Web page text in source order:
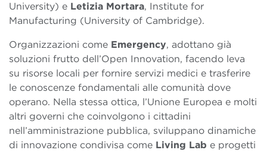
University) e Letizia Mortara, Institute for
Manufacturing (University of Cambridge).
Organizzazioni come Emergency, adottano già
soluzioni frutto dell’Open Innovation, facendo leva
su risorse locali per fornire servizi medici e trasferire
le conoscenze fondamentali alle comunità dove
operano. Nella stessa ottica, l’Unione Europea e molti
altri governi che coinvolgono i cittadini
nell’amministrazione pubblica, sviluppano dinamiche
di innovazione condivisa come Living Lab e progetti